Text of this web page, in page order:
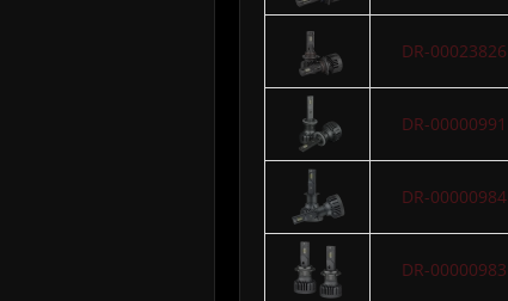
DR-00023826
DR-00000991
DR-00000984
DR-00000983